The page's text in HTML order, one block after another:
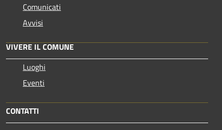
Comunicati
Avvisi
VIVERE IL COMUNE
Luoghi
Eventi
CONTATTI